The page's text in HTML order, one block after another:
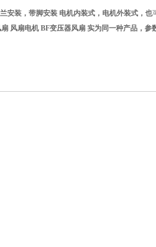
安装，带脚安装 电机内装式，电机外装式，也
风扇电机 BF变压器风扇 实为同一种产品，参